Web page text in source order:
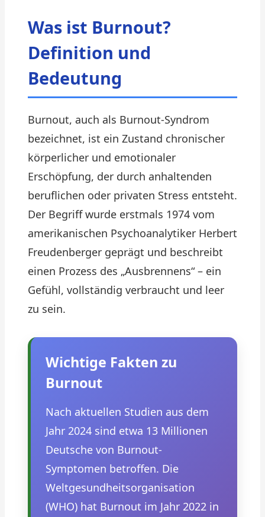
Was ist Burnout?
Definition und
Bedeutung
Burnout, auch als Burnout-Syndrom
bezeichnet, ist ein Zustand chronischer
körperlicher und emotionaler
Erschöpfung, der durch anhaltenden
beruflichen oder privaten Stress entsteht.
Der Begriff wurde erstmals 1974 vom
amerikanischen Psychoanalytiker Herbert
Freudenberger geprägt und beschreibt
einen Prozess des „Ausbrennens“ – ein
Gefühl, vollständig verbraucht und leer
zu sein.
Wichtige Fakten zu
Burnout
Nach aktuellen Studien aus dem
Jahr 2024 sind etwa 13 Millionen
Deutsche von Burnout-
Symptomen betroffen. Die
Weltgesundheitsorganisation
(WHO) hat Burnout im Jahr 2022 in